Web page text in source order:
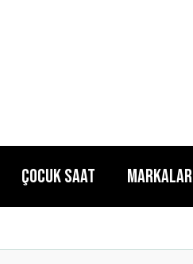
Çocuk Saat Markalar